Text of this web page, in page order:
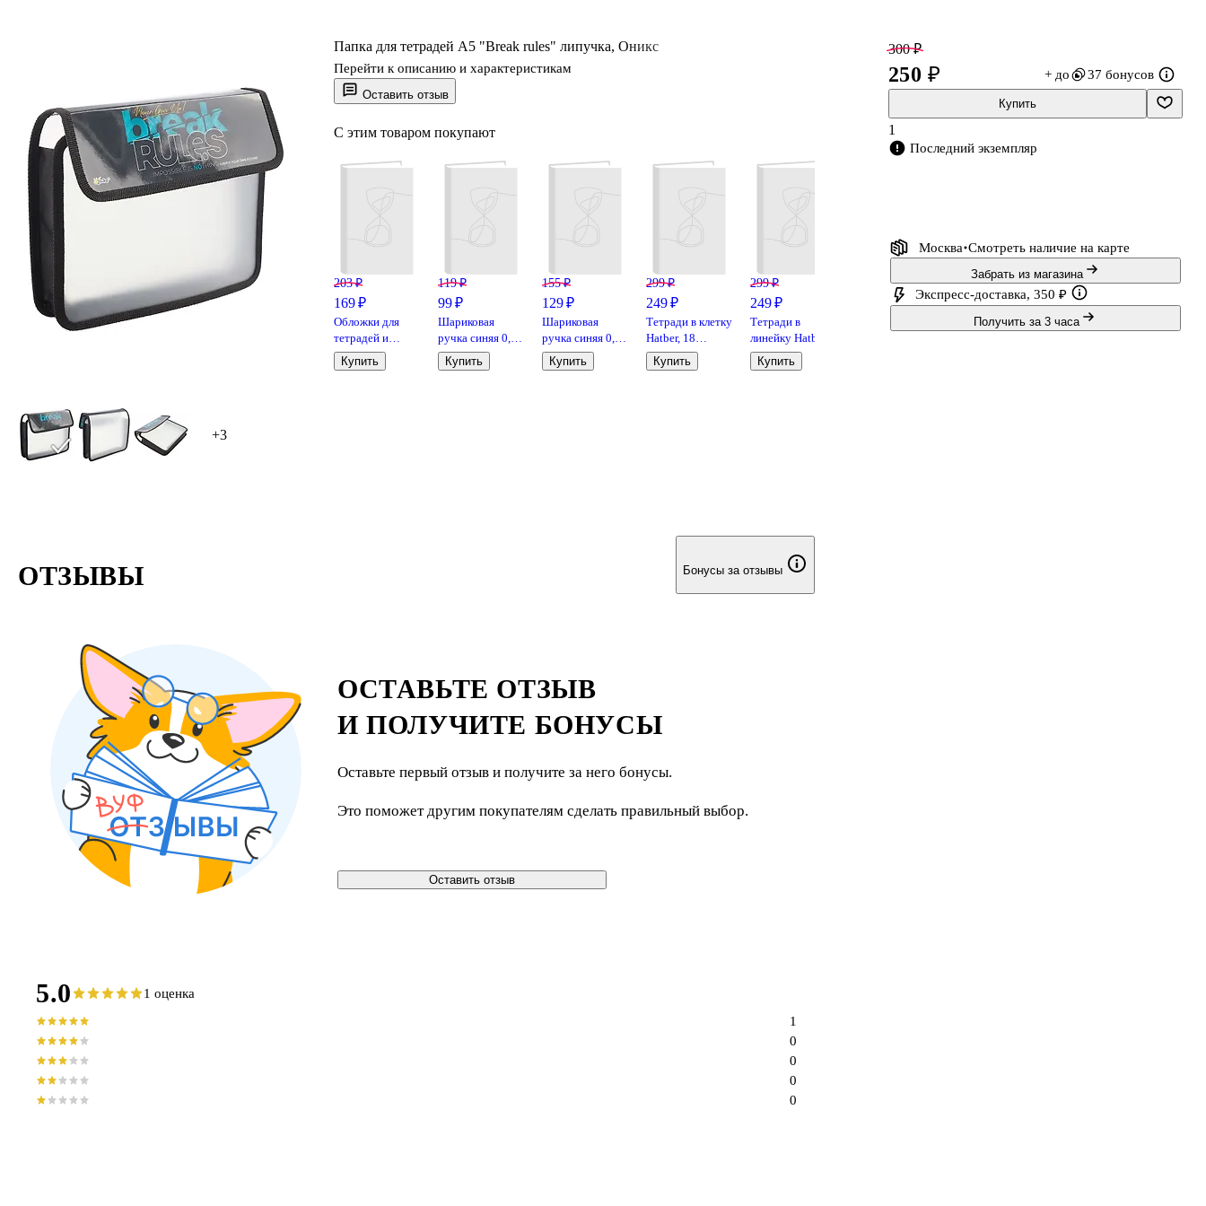
+3
Оставить отзыв
Папка для тетрадей А5 "Break rules" липучка, Оникс
Перейти к описанию и характеристикам
С этим товаром покупают
203 ₽
169 ₽
Обложки для
тетрадей и
дневников, 100
мкм, 210х350
Купить
119 ₽
99 ₽
Шариковая
ручка синяя 0,7
мм, GoodMark, в
ассортименте
Купить
155 ₽
129 ₽
Шариковая
ручка синяя 0,5
мм, MC Gold,
MunHwa
Купить
299 ₽
249 ₽
Тетради в клетку
Hatber, 18
листов,
«Зеленая» 10
Купить
299 ₽
249 ₽
Тетради в
линейку Hatber
«Зеленая» 10
штук, 18 листов
Купить
95 ₽
79 ₽
Карандаш
66 ₽
55 ₽
Тетрадь в клетку
83 ₽
69 ₽
300 ₽
250 ₽ + до 37 бонусов
Купить
1
Последний экземпляр
Москва Смотреть наличие на карте
Забрать из магазина
Экспресс-доставка, 350 ₽
Получить за 3 часа
ОТЗЫВЫ Бонусы за отзывы
ОСТАВЬТЕ ОТЗЫВ
И ПОЛУЧИТЕ БОНУСЫ
Оставьте первый отзыв и получите за него бонусы.
Это поможет другим покупателям сделать правильный выбор.
Оставить отзыв
5.0 1 оценка
0
0
0
0
1